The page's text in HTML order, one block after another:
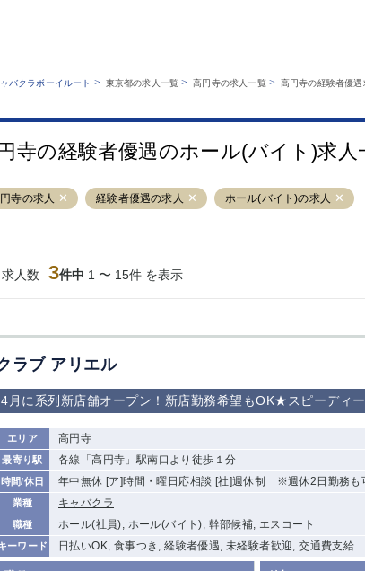
業種から探す
職種から探す
キャバクラボーイルートとは？
バクラボーイルート > 東京都の求人一覧 >高円寺の求人一覧> 高円寺の経験者優遇
寺の経験者優遇のホール(バイト)求人
寺の求人 経験者優遇の求人 ホール(バイト)の求人
人数 3件中 1 〜 15件 を表示
ラブ アリエル
4月に系列新店舗オープン！新店勤務希望もOK★スピーディ
エリア 高円寺
最寄り駅 各線「高円寺」駅南口より徒歩１分
時間/休日 年中無休 [ア]時間・曜日応相談 [社]週休制 ※週休2日勤務も
業種 キャバクラ
職種 ホール(社員), ホール(バイト), 幹部候補, エスコート
ーワード 日払いOK, 食事つき, 経験者優遇, 未経験者歓迎, 交通費支給
銀座 上野 六本木 池袋
立川
千葉中央 門前仲町 町田
大山
赤坂 高円寺 赤羽
ひばりヶ丘（北
学芸大学
の好立地！
京メトロ南北線
「赤羽岩淵駅」
から徒歩10分
宿
①歌舞伎町 ②
新宿
①東武練馬 ②
成増・板橋 ③
大山 ②池袋
池袋東口 金町 大井
下赤塚 竹ノ塚 三鷹
荻窪
浅草 新小岩 幡ヶ谷